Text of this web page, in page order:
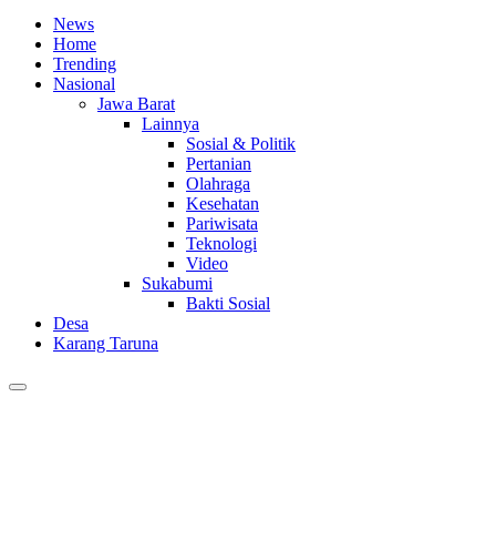
News
Home
Trending
Nasional
Jawa Barat
Lainnya
Sosial & Politik
Pertanian
Olahraga
Kesehatan
Pariwisata
Teknologi
Video
Sukabumi
Bakti Sosial
Desa
Karang Taruna